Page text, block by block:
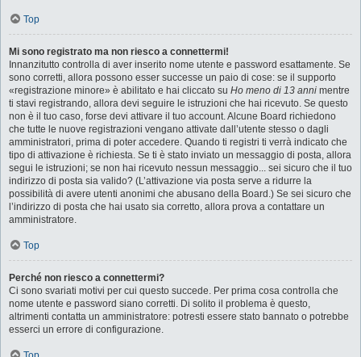
Top
Mi sono registrato ma non riesco a connettermi!
Innanzitutto controlla di aver inserito nome utente e password esattamente. Se
sono corretti, allora possono esser successe un paio di cose: se il supporto
«registrazione minore» è abilitato e hai cliccato su Ho meno di 13 anni mentre
ti stavi registrando, allora devi seguire le istruzioni che hai ricevuto. Se questo
non è il tuo caso, forse devi attivare il tuo account. Alcune Board richiedono
che tutte le nuove registrazioni vengano attivate dall’utente stesso o dagli
amministratori, prima di poter accedere. Quando ti registri ti verrà indicato che
tipo di attivazione è richiesta. Se ti è stato inviato un messaggio di posta, allora
segui le istruzioni; se non hai ricevuto nessun messaggio... sei sicuro che il tuo
indirizzo di posta sia valido? (L’attivazione via posta serve a ridurre la
possibilità di avere utenti anonimi che abusano della Board.) Se sei sicuro che
l’indirizzo di posta che hai usato sia corretto, allora prova a contattare un
amministratore.
Top
Perché non riesco a connettermi?
Ci sono svariati motivi per cui questo succede. Per prima cosa controlla che
nome utente e password siano corretti. Di solito il problema è questo,
altrimenti contatta un amministratore: potresti essere stato bannato o potrebbe
esserci un errore di configurazione.